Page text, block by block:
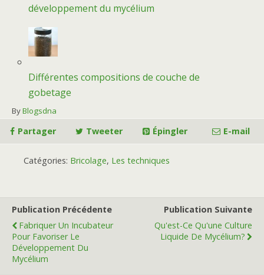
développement du mycélium
Différentes compositions de couche de
gobetage
ByBlogsdna
Partager Tweeter Épingler E-mail
Catégories: Bricolage, Les techniques
Publication Précédente
Fabriquer Un Incubateur
Pour Favoriser Le
Développement Du
Mycélium
Publication Suivante
Qu'est-Ce Qu'une Culture
Liquide De Mycélium?